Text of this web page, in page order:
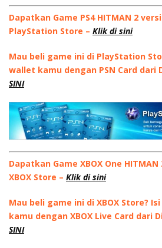
Dapatkan Game PS4 HITMAN 2
PlayStation Store – Klik di sini
Mau beli game ini di PlayStation
wallet kamu dengan PSN Card dari
SINI
Dapatkan Game XBOX One
XBOX Store – Klik di sini
Mau beli game ini di XBOX Store?
kamu dengan XBOX Live Card dari
SINI